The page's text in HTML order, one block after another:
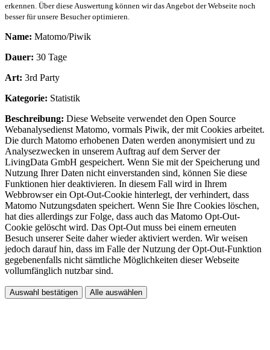
erkennen. Über diese Auswertung können wir das Angebot der Webseite noch
besser für unsere Besucher optimieren.
Name: Matomo/Piwik
Dauer: 30 Tage
Art: 3rd Party
Kategorie: Statistik
Beschreibung: Diese Webseite verwendet den Open Source
Webanalysedienst Matomo, vormals Piwik, der mit Cookies arbeitet.
Die durch Matomo erhobenen Daten werden anonymisiert und zu
Analysezwecken in unserem Auftrag auf dem Server der
LivingData GmbH gespeichert. Wenn Sie mit der Speicherung und
Nutzung Ihrer Daten nicht einverstanden sind, können Sie diese
Funktionen hier deaktivieren. In diesem Fall wird in Ihrem
Webbrowser ein Opt-Out-Cookie hinterlegt, der verhindert, dass
Matomo Nutzungsdaten speichert. Wenn Sie Ihre Cookies löschen,
hat dies allerdings zur Folge, dass auch das Matomo Opt-Out-
Cookie gelöscht wird. Das Opt-Out muss bei einem erneuten
Besuch unserer Seite daher wieder aktiviert werden. Wir weisen
jedoch darauf hin, dass im Falle der Nutzung der Opt-Out-Funktion
gegebenenfalls nicht sämtliche Möglichkeiten dieser Webseite
vollumfänglich nutzbar sind.
Auswahl bestätigen Alle auswählen